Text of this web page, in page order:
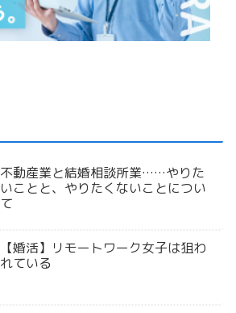
不動産業と結婚相談所業……やりた
いことと、やりたくないことについ
て
【婚活】リモートワーク女子は狙わ
れている